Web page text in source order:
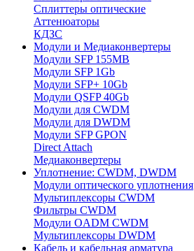
Сплиттеры оптические
Аттенюаторы
КДЗС
Модули и Медиаконвертеры
Модули SFP 155MB
Модули SFP 1Gb
Модули SFP+ 10Gb
Модули QSFP 40Gb
Модули для CWDM
Модули для DWDM
Модули SFP GPON
Direct Attach
Медиаконвертеры
Уплотнение: CWDM, DWDM
Модули оптического уплотнения
Мультиплексоры CWDM
Фильтры CWDM
Модули OADM CWDM
Мультиплексоры DWDM
Кабель и кабельная арматура